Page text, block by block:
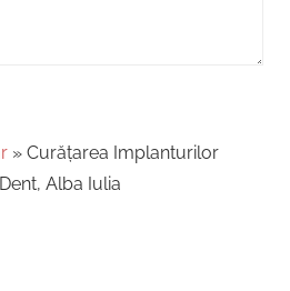
» Curățarea Implanturilor
Alba Iulia